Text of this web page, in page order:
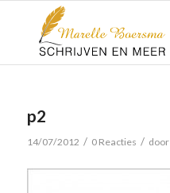
p2
14/07/2012 / 0 Reacties / door